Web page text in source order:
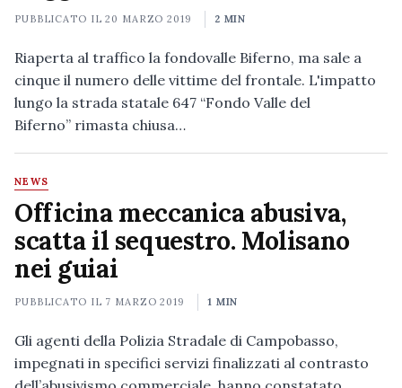
PUBBLICATO IL20 MARZO 2019 2 MIN
Riaperta al traffico la fondovalle Biferno, ma sale a
cinque il numero delle vittime del frontale. L'impatto
lungo la strada statale 647 “Fondo Valle del
Biferno” rimasta chiusa…
NEWS
Officina meccanica abusiva,
scatta il sequestro. Molisano
nei guiai
PUBBLICATO IL 7 MARZO 2019 1 MIN
Gli agenti della Polizia Stradale di Campobasso,
impegnati in specifici servizi finalizzati al contrasto